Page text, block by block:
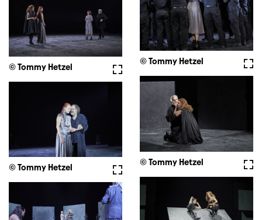
© Tommy Hetzel
Vollbild
© Tommy Hetzel
© Tommy Hetzel
Vollbild
© Tommy Hetzel